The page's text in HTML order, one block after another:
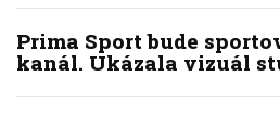
Prima Sport bude
kanál. Ukázala vizuál